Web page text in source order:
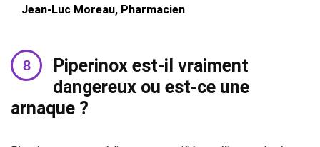
Jean-Luc Moreau, Pharmacien
Piperinox est-il vraiment
dangereux ou est-ce une
arnaque ?